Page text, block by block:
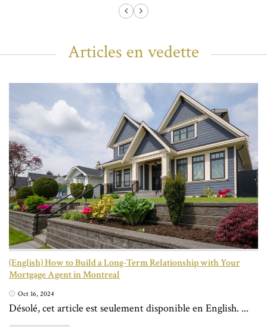
Articles en vedette
(English) How to Build a Long-Term Relationship with Your
Mortgage Agent in Montreal
Oct 16, 2024
Désolé, cet article est seulement disponible en English. ...